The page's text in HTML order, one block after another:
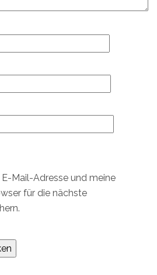
Mail-Adresse und meine
für die nächste